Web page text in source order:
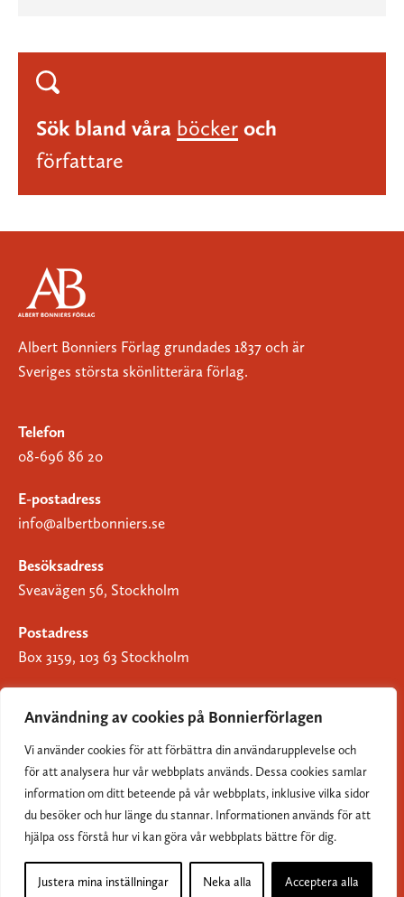
Användning av cookies på Bonnierförlagen
Vi använder cookies för att förbättra din användarupplevelse och
för att analysera hur vår webbplats används. Dessa cookies samlar
information om ditt beteende på vår webbplats, inklusive vilka sidor
du besöker och hur länge du stannar. Informationen används för att
hjälpa oss förstå hur vi kan göra vår webbplats bättre för dig.
Justera mina inställningar Neka alla Acceptera alla
Sök bland våra böcker och
författare
Albert Bonniers Förlag grundades 1837 och är
Sveriges största skönlitterära förlag.
Telefon
08-696 86 20
E-postadress
info@albertbonniers.se
Besöksadress
Sveavägen 56, Stockholm
Postadress
Box 3159, 103 63 Stockholm
Om Bonnierförlagen
Cookies
Integritetspolicy